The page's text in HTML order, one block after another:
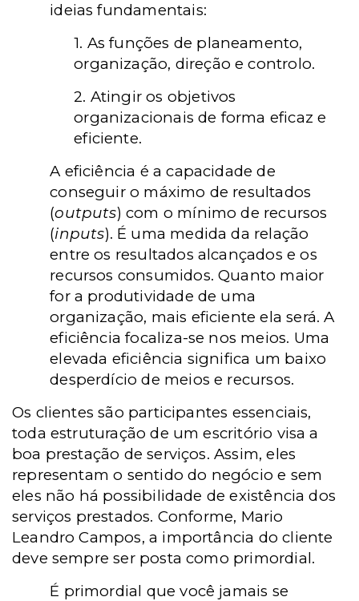
ideias fundamentais:
1. As funções de planeamento,
organização, direção e controlo.
2. Atingir os objetivos
organizacionais de forma eficaz e
eficiente.
A eficiência é a capacidade de
conseguir o máximo de resultados
(outputs) com o mínimo de recursos
(inputs). É uma medida da relação
entre os resultados alcançados e os
recursos consumidos. Quanto maior
for a produtividade de uma
organização, mais eficiente ela será. A
eficiência focaliza-se nos meios. Uma
elevada eficiência significa um baixo
desperdício de meios e recursos.
Os clientes são participantes essenciais,
toda estruturação de um escritório visa a
boa prestação de serviços. Assim, eles
representam o sentido do negócio e sem
eles não há possibilidade de existência dos
serviços prestados. Conforme, Mario
Leandro Campos, a importância do cliente
deve sempre ser posta como primordial.
É primordial que você jamais se